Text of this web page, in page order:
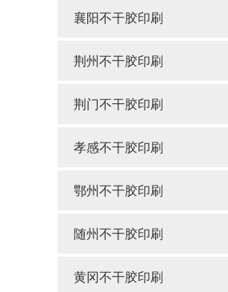
襄阳不干胶印刷
荆州不干胶印刷
荆门不干胶印刷
孝感不干胶印刷
鄂州不干胶印刷
随州不干胶印刷
黄冈不干胶印刷